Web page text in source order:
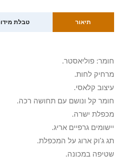
תיאור טבלת
חומר: פוליאסטר.
מרחיק לחות.
עיצוב קלאסי.
חומר קל ונושם עם תחושה רכה.
מכפלת ישרה.
יישומים גרפיים אריג.
תג ג'וק ארוג על המכפלת.
שטיפה במכונה.